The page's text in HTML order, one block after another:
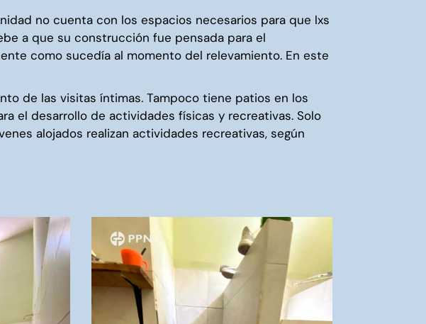
no cuenta con los espacios necesarios para que lxs
a que su construcción fue pensada para el
como sucedía al momento del relevamiento. En este
de las visitas íntimas. Tampoco tiene patios en los
el desarrollo de actividades físicas y recreativas. Solo
alojados realizan actividades recreativas, según